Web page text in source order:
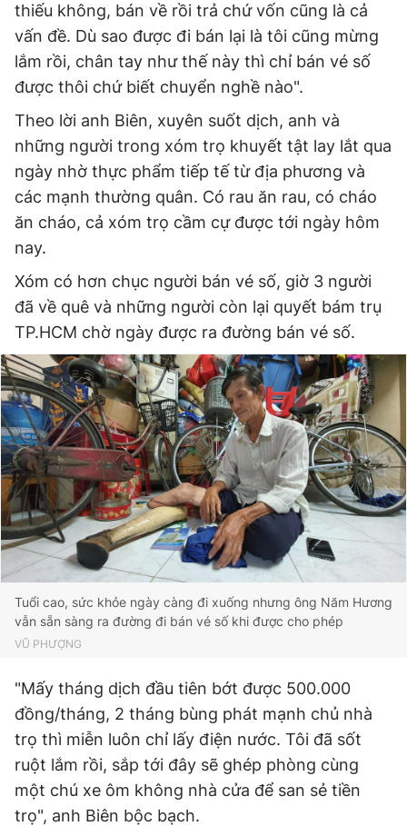
thiếu không, bán về rồi trả chứ vốn cũng là cả
vấn đề. Dù sao được đi bán lại là tôi cũng mừng
lắm rồi, chân tay như thế này thì chỉ bán vé số
được thôi chứ biết chuyển nghề nào".
Theo lời anh Biên, xuyên suốt dịch, anh và
những người trong xóm trọ khuyết tật lay lắt qua
ngày nhờ thực phẩm tiếp tế từ địa phương và
các mạnh thường quân. Có rau ăn rau, có cháo
ăn cháo, cả xóm trọ cầm cự được tới ngày hôm
nay.
Xóm có hơn chục người bán vé số, giờ 3 người
đã về quê và những người còn lại quyết bám trụ
TP.HCM chờ ngày được ra đường bán vé số.
Tuổi cao, sức khỏe ngày càng đi xuống nhưng ông Năm Hương
vẫn sẵn sàng ra đường đi bán vé số khi được cho phép
VŨ PHƯỢNG
"Mấy tháng dịch đầu tiên bớt được 500.000
đồng/tháng, 2 tháng bùng phát mạnh chủ nhà
trọ thì miễn luôn chỉ lấy điện nước. Tôi đã sốt
ruột lắm rồi, sắp tới đây sẽ ghép phòng cùng
một chú xe ôm không nhà cửa để san sẻ tiền
trọ", anh Biên bộc bạch.